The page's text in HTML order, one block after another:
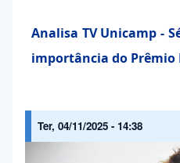
Analisa TV Unicamp -
importância do Prêmio
Ter, 04/11/2025 - 14:38